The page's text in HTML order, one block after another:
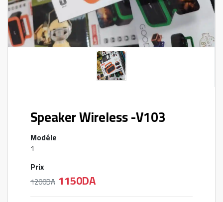
Speaker Wireless -V103
Modéle
1
Prix
1200DA 1150DA